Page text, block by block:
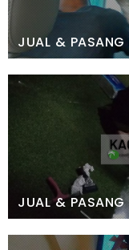
JUAL & PASANG
JUAL & PASANG